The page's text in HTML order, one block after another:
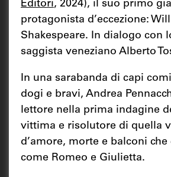
Editori, 2024), il suo primo
protagonista d’eccezione:
Shakespeare. In dialogo con
saggista veneziano Alberto
In una sarabanda di capi
dogi e bravi, Andrea
lettore nella prima indagine
vittima e risolutore di quella
d’amore, morte e balconi
come Romeo e Giulietta.